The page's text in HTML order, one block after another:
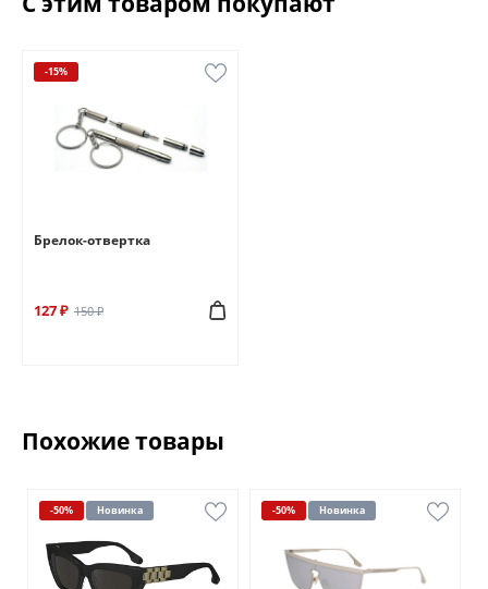
-15%
Брелок-отвертка
127 ₽ 150 ₽
Похожие товары
-50% Новинка -50% Новинка